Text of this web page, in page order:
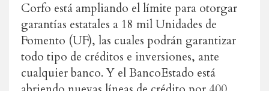
Corfo está ampliando el límite para otorgar
garantías estatales a 18 mil Unidades de
Fomento (UF), las cuales podrán garantizar
todo tipo de créditos e inversiones, ante
cualquier banco. Y el BancoEstado está